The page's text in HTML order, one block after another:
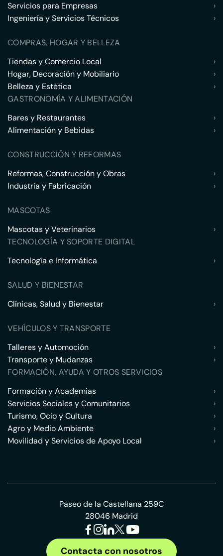
Servicios para Empresas
›
Ingeniería y Servicios Técnicos
›
COMPRAS, HOGAR Y BELLEZA
Tiendas y Comercio Local
›
Hogar, Decoración y Mobiliario
›
Belleza y Estética
›
GASTRONOMÍA Y ALIMENTACIÓN
Bares y Restaurantes
›
Alimentación y Bebidas
›
CONSTRUCCIÓN Y REFORMAS
Reformas, Construcción y Obras
›
Industria y Fabricación
›
MASCOTAS
Mascotas y Veterinarios
›
TECNOLOGÍA Y SOPORTE DIGITAL
Tecnología e Informática
›
SALUD Y BIENESTAR
Clínicas, Salud y Bienestar
›
VEHÍCULOS Y TRANSPORTE
Talleres y Automoción
›
Transporte y Mudanzas
›
FORMACIÓN, AYUDA Y OTROS SERVICIOS
Formación y Academias
›
Servicios Sociales y Comunitarios
›
Turismo, Ocio y Cultura
›
Agro y Medio Ambiente
›
Movilidad y Servicios de Apoyo Local
›
Paseo de la Castellana 259C
28046 Madrid
Contacta con nosotros